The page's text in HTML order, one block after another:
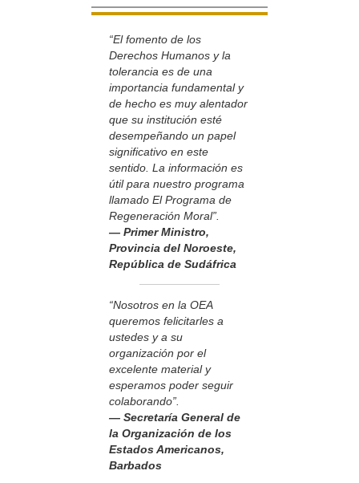
“El fomento de los
Derechos Humanos y la
tolerancia es de una
importancia fundamental y
de hecho es muy alentador
que su institución esté
desempeñando un papel
significativo en este
sentido. La información es
útil para nuestro programa
llamado El Programa de
Regeneración Moral”.
— Primer Ministro,
Provincia del Noroeste,
República de Sudáfrica
“Nosotros en la OEA
queremos felicitarles a
ustedes y a su
organización por el
excelente material y
esperamos poder seguir
colaborando”.
— Secretaría General de
la Organización de los
Estados Americanos,
Barbados